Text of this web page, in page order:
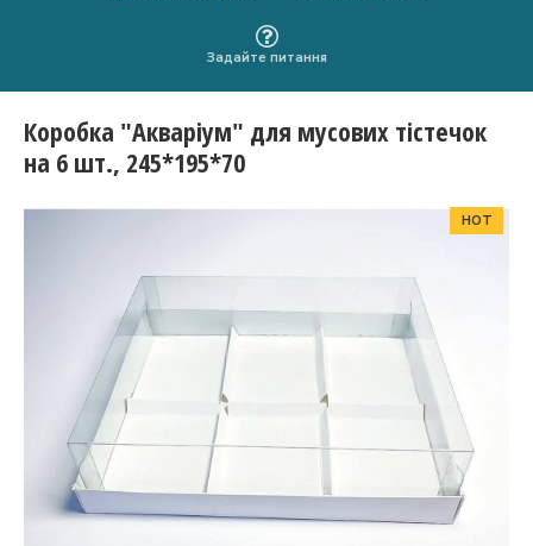
Задайте питання
Коробка "Акваріум" для мусових тістечок
на 6 шт., 245*195*70
HOT